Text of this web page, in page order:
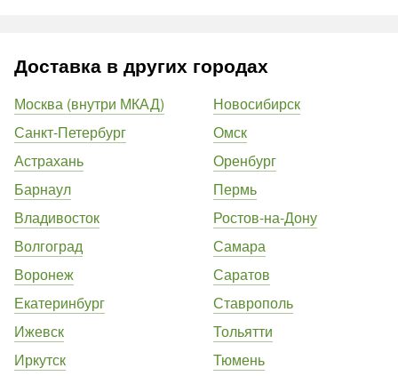
Доставка в других городах
Москва (внутри МКАД)
Санкт-Петербург
Астрахань
Барнаул
Владивосток
Волгоград
Воронеж
Екатеринбург
Ижевск
Иркутск
Новосибирск
Омск
Оренбург
Пермь
Ростов-на-Дону
Самара
Саратов
Ставрополь
Тольятти
Тюмень